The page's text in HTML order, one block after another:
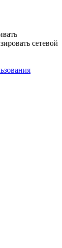
сетевой